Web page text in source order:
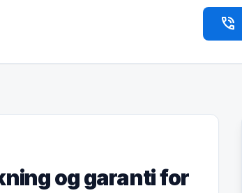
phone_in_talk
og garanti for